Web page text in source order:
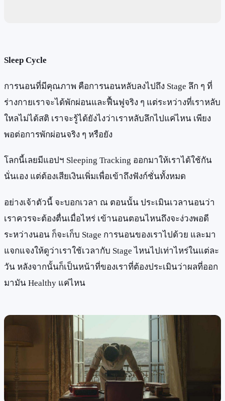
Sleep Cycle
การนอนที่มีคุณภาพ คือการนอนหลับลงไปถึง Stage ลึก ๆ ที่
ร่างกายเราจะได้พักผ่อนและฟื้นฟูจริง ๆ แต่ระหว่างที่เราหลับ
ใหลไม่ได้สติ เราจะรู้ได้ยังไงว่าเราหลับลึกไปแค่ไหน เพียง
พอต่อการพักผ่อนจริง ๆ หรือยัง
โลกนี้เลยมีแอปฯ Sleeping Tracking ออกมาให้เราได้ใช้กัน
นั่นเอง แต่ต้องเสียเงินเพิ่มเพื่อเข้าถึงฟังก์ชั่นทั้งหมด
อย่างเจ้าตัวนี้ จะบอกเวลา ณ ตอนนั้น ประเมินเวลานอนว่า
เราควรจะต้องตื่นเมื่อไหร่ เข้านอนตอนไหนถึงจะง่วงพอดี
ระหว่างนอน ก็จะเก็บ Stage การนอนของเราไปด้วย และมา
แจกแจงให้ดูว่าเราใช้เวลากับ Stage ไหนไปเท่าไหร่ในแต่ละ
วัน หลังจากนั้นก็เป็นหน้าที่ของเราที่ต้องประเมินว่าผลที่ออก
มามัน Healthy แค่ไหน